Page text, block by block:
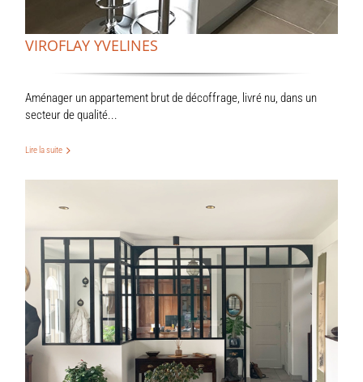
VIROFLAY YVELINES
Aménager un appartement brut de décoffrage, livré nu, dans un
secteur de qualité...
Lire la suite